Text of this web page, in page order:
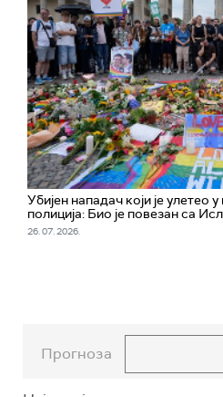
Убијен нападач који је улетео
полиција: Био је повезан са
26. 07. 2026.
Прогноза